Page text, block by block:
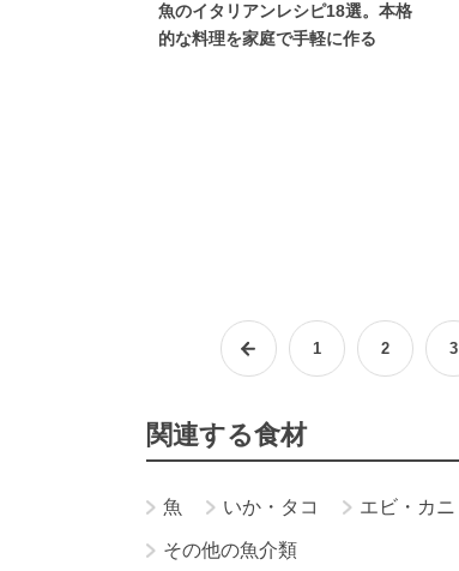
魚のイタリアンレシピ18選。本格
的な料理を家庭で手軽に作る
1 2 3
関連する食材
魚 いか・タコ エビ・カニ
その他の魚介類